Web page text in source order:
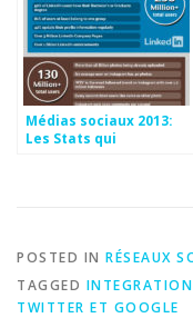
Médias sociaux 2013:
Les Stats qui
POSTED IN RÉSEAUX
TAGGED
TWITTER ET GOOGLE